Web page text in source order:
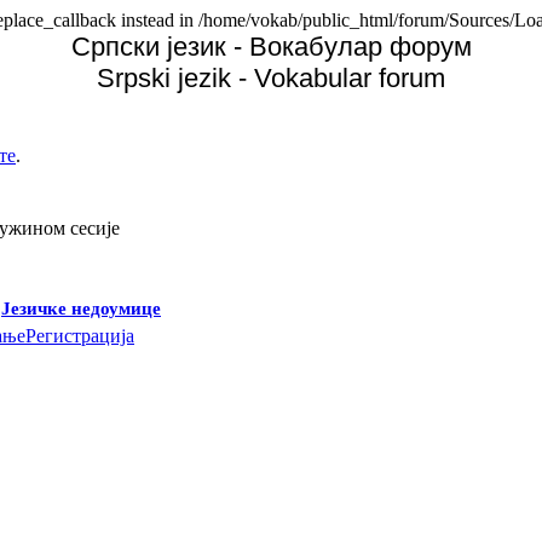
instead in /home/vokab/public_html/forum/Sources/
Српски језик - Вокабулар форум
Srpski jezik - Vokabular forum
.
сесије
Језичке недоумице
Регистрација